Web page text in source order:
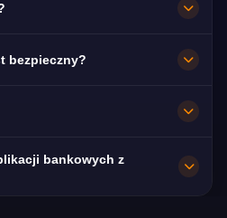
11, zwykle w HD bez
automatycznie
bezpieczny?
pozostaje
s. Średnia prędkość w
do streamingu HD.
bankowych z